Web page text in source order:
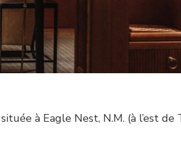
à Eagle Nest, N.M. (à l’est de